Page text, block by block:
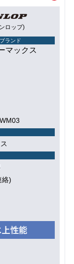
ロップ)
ブランド
マックス
絡)